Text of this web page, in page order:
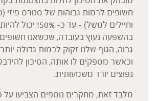
חשופים לרמות גבוהות של סטרס פיזי
וחיילים למשל) – עד כ-
בהשפעה נעוץ בעובדה, שכשאנו
וכאשר מספקים לו אותה, הסיכון
נפוצים יורד משמעותית.
מלבד זאת, מחקרים נוספים הצביעו על